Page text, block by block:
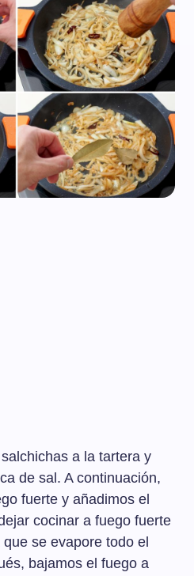
a la tartera y
de sal. A continuación,
fuerte y añadimos el
cocinar a fuego fuerte
se evapore todo el
bajamos el fuego a